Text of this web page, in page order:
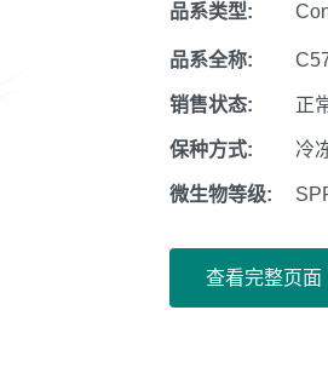
品系类型:
品系全称:
销售状态: 正
保种方式: 冷
微生物等级:
查看完整页面